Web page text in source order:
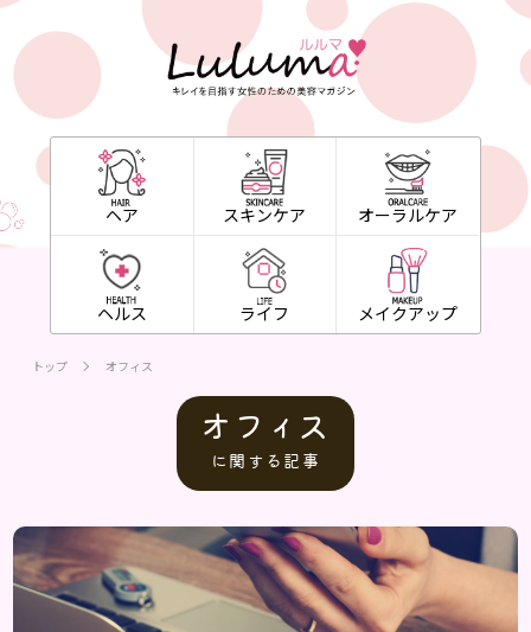
ヘア スキンケア オーラルケア
ヘルス ライフ メイクアップ
トップ オフィス
オフィス
に関する記事